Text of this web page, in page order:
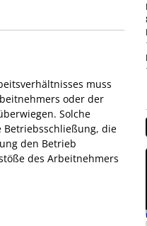
muss
oder der
Solche
Betriebsschließung, die
den Betrieb
des Arbeitnehmers